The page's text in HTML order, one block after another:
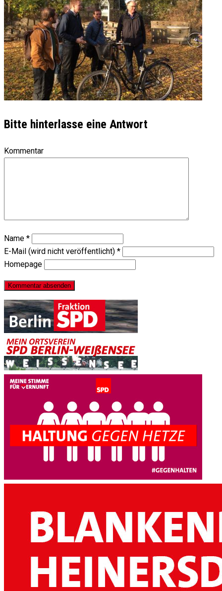
Bitte hinterlasse eine Antwort
Kommentar
Name *
E-Mail (wird nicht veröffentlicht) *
Homepage